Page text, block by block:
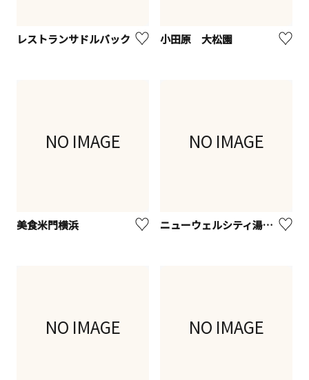
レストランサドルバック 小田原 大松園
NO IMAGE
美食米門横浜
NO IMAGE
ニューウェルシティ湯河原
NO IMAGE NO IMAGE